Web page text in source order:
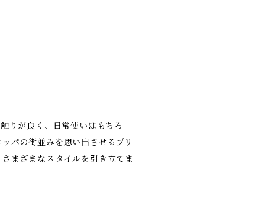
りが良く、日常使いはもちろ
パの街並みを思い出させるプリ
まざまなスタイルを引き立てま